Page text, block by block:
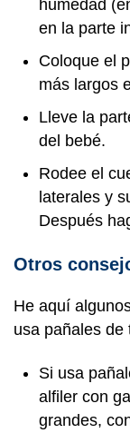
humedad
en la parte
Coloque el
más largos
Lleve la
del bebé.
Rodee el
laterales y
Después
Otros
He aquí
usa pañales de
Si usa
alfiler con
grandes,